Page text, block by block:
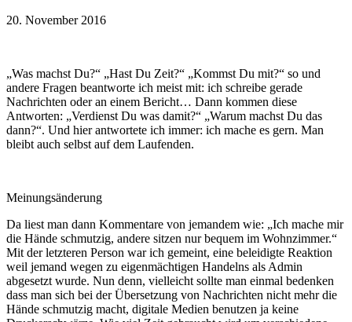
20. November 2016
„Was machst Du?“ „Hast Du Zeit?“ „Kommst Du mit?“ so und
andere Fragen beantworte ich meist mit: ich schreibe gerade
Nachrichten oder an einem Bericht… Dann kommen diese
Antworten: „Verdienst Du was damit?“ „Warum machst Du das
dann?“. Und hier antwortete ich immer: ich mache es gern. Man
bleibt auch selbst auf dem Laufenden.
Meinungsänderung
Da liest man dann Kommentare von jemandem wie: „Ich mache mir
die Hände schmutzig, andere sitzen nur bequem im Wohnzimmer.“
Mit der letzteren Person war ich gemeint, eine beleidigte Reaktion
weil jemand wegen zu eigenmächtigen Handelns als Admin
abgesetzt wurde. Nun denn, vielleicht sollte man einmal bedenken
dass man sich bei der Übersetzung von Nachrichten nicht mehr die
Hände schmutzig macht, digitale Medien benutzen ja keine